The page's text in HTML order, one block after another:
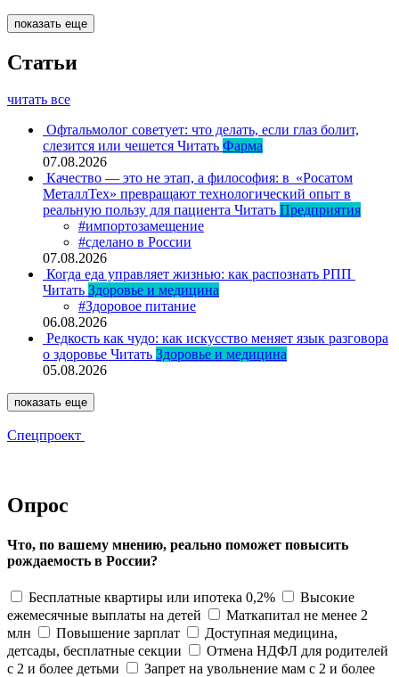
показать еще
Статьи
читать все
Офтальмолог советует: что делать, если глаз болит,
слезится или чешется Читать Фарма
07.08.2026
Качество — это не этап, а философия: в «Росатом
МеталлТех» превращают технологический опыт в
реальную пользу для пациента Читать Предприятия
#импортозамещение
#сделано в России
07.08.2026
Когда еда управляет жизнью: как распознать РПП
Читать Здоровье и медицина
#Здоровое питание
06.08.2026
Редкость как чудо: как искусство меняет язык разговора
о здоровье Читать Здоровье и медицина
05.08.2026
показать еще
Спецпроект
Опрос
Что, по вашему мнению, реально поможет повысить
рождаемость в России?
Бесплатные квартиры или ипотека 0,2%
Высокие
ежемесячные выплаты на детей
Маткапитал не менее 2
млн
Повышение зарплат
Доступная медицина,
детсады, бесплатные секции
Отмена НДФЛ для родителей
с 2 и более детьми
Запрет на увольнение мам с 2 и более